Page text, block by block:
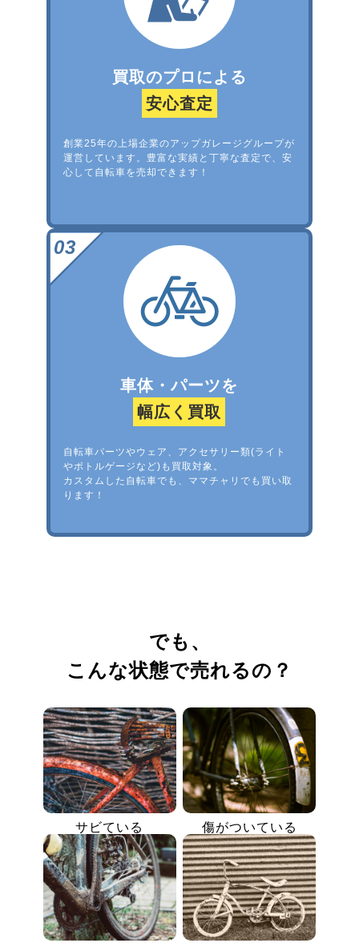
買取のプロによる
安心査定
創業25年の上場企業のアップガレージグループが
運営しています。豊富な実績と丁寧な査定で、安
心して自転車を売却できます！
車体・パーツを
幅広く買取
自転車パーツやウェア、アクセサリー類(ライト
やボトルゲージなど)も買取対象。
カスタムした自転車でも、ママチャリでも買い取
ります！
でも、
こんな状態で売れるの？
サビている 傷がついている